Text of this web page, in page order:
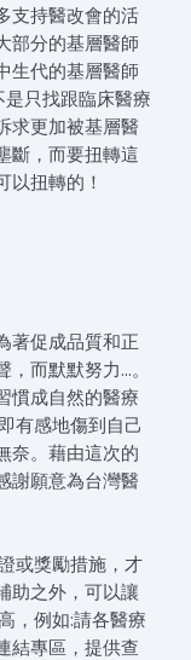
支持醫改會的活
部分的基層醫師
生代的基層醫師
只找跟臨床醫療
求更加被基層醫
斷，而要扭轉這
以扭轉的！
著促成品質和正
而默默努力...。
慣成自然的醫療
有感地傷到自己
奈。藉由這次的
謝願意為台灣醫
或獎勵措施，才
助之外，可以讓
，例如:請各醫療
結專區，提供查